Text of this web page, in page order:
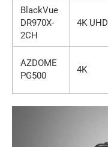
BlackVue
DR970X-
2CH
4K UHD
AZDOME
PG500
4K